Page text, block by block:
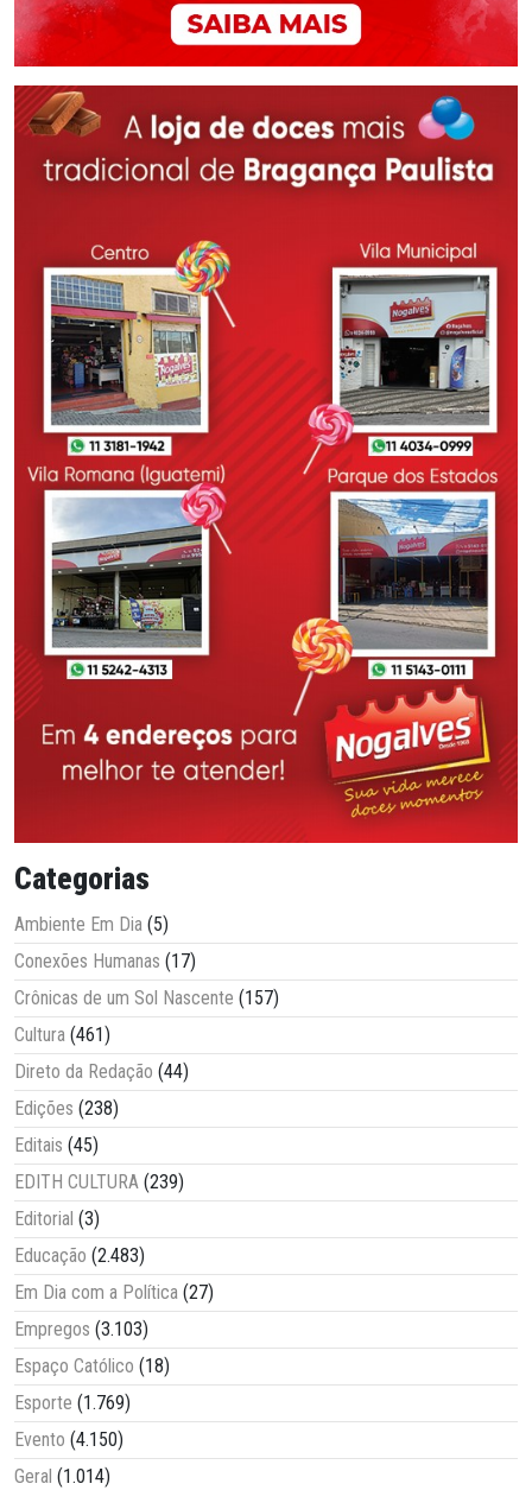
Categorias
Ambiente Em Dia (5)
Conexões Humanas (17)
Crônicas de um Sol Nascente (157)
Cultura (461)
Direto da Redação (44)
Edições (238)
Editais (45)
EDITH CULTURA (239)
Editorial (3)
Educação (2.483)
Em Dia com a Política (27)
Empregos (3.103)
Espaço Católico (18)
Esporte (1.769)
Evento (4.150)
Geral (1.014)